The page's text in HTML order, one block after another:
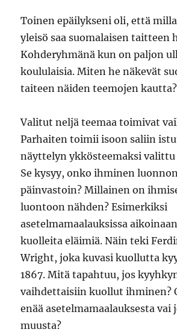
Toinen epäilykseni oli, että
yleisö saa suomalaisen taitteen
Kohderyhmänä kun on paljon
koululaisia. Miten he näkevät
taiteen näiden teemojen kautta?
Valitut neljä teemaa toimivat
Parhaiten toimii isoon saliin
näyttelyn ykkösteemaksi valittu
Se kysyy, onko ihminen
päinvastoin? Millainen on
luontoon nähden? Esimerkiksi
asetelmamaalauksissa
kuolleita eläimiä. Näin teki
Wright, joka kuvasi kuollutta
1867. Mitä tapahtuu, jos
vaihdettaisiin kuollut ihminen?
enää asetelmamaalauksesta vai
muusta?